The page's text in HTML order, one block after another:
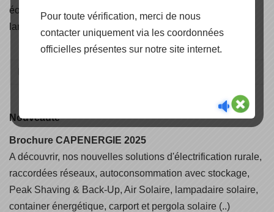
éoliennes, solaire thermique, câbles solaire, éclairage et
lampadaires solaire.
Nouveauté
Brochure CAPENERGIE 2025
A découvrir, nos nouvelles solutions d'électrification rurale,
raccordées réseaux, autoconsommation avec stockage,
Peak Shaving & Back-Up, Air Solaire, lampadaire solaire,
container énergétique, carport et pergola solaire (..)
Pour toute vérification, merci de nous
contacter uniquement via les coordonnées
officielles présentes sur notre site internet.